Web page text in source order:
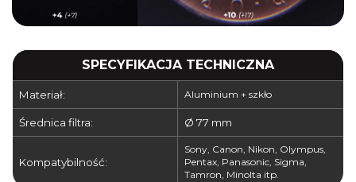
SPECYFIKACJA TECHNICZNA
Materiał: Aluminium + szkło
Średnica filtra: Ø 77 mm
Kompatybilność:
Sony, Canon, Nikon, Olympus,
Pentax, Panasonic, Sigma,
Tamron, Minolta itp.